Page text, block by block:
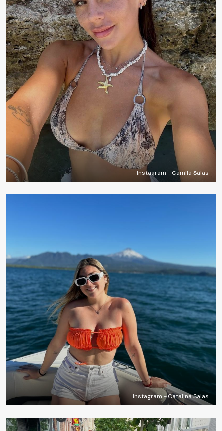
Instagram - Camila Salas
Instagram - Catalina Salas